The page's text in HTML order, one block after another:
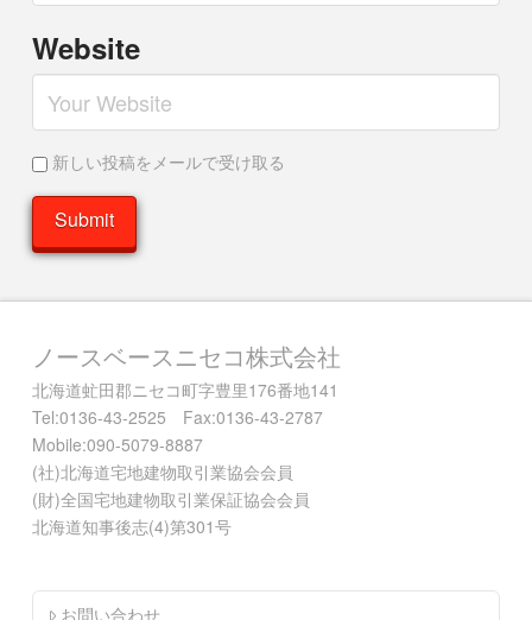
Website
新しい投稿をメールで受け取る
ノースベースニセコ株式会社
北海道虻田郡ニセコ町字豊里176番地141
Tel:0136-43-2525 Fax:0136-43-2787
Mobile:090-5079-8887
(社)北海道宅地建物取引業協会会員
(財)全国宅地建物取引業保証協会会員
北海道知事後志(4)第301号
お問い合わせ